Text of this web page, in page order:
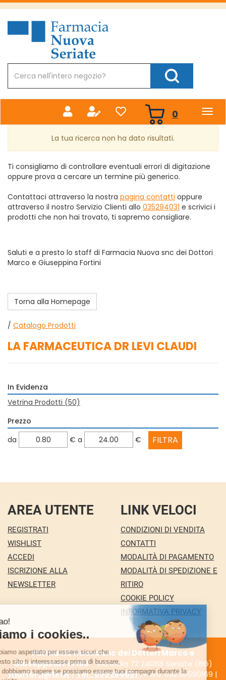
Passa
principale
Farmacia
Nuova
Prodotto
Cerca Prodotto
0 prodotti
inseriti
La tua ricerca non ha dato risultati.
Ti consigliamo di controllare eventuali errori di digitazione
oppure prova a cercare un termine più generico.
Contattaci attraverso la nostra pagina contatti oppure
attraverso il nostro Servizio Clienti allo 035294031 e scrivici i
prodotti che non hai trovato, ti sapremo consigliare.
Saluti e a presto lo staff di Farmacia Nuova snc dei Dottori
Marco e Giuseppina Fortini
Torna alla Homepage
/ Catalogo Prodotti
LA FARMACEUTICA DR LEVI CLAUDI
In Evidenza
Vetrina Prodotti (50)
Prezzo
filtra
da € filtra
a €
AREA UTENTE
REGISTRATI
WISHLIST
ACCEDI
ISCRIZIONE ALLA
NEWSLETTER
LINK VELOCI
CONDIZIONI DI VENDITA
CONTATTI
MODALITÀ DI PAGAMENTO
MODALITÀ DI SPEDIZIONE E
RITIRO
COOKIE POLICY
INFORMATIVA PRIVACY
Farmacia Nuova snc dei Dottori Marco e
Giuseppina Fortini- Via Italia 72 24068 Seriate (BG)
marforti@tin.it|Tel.: 035294031| P.Iva: 03258590169 |